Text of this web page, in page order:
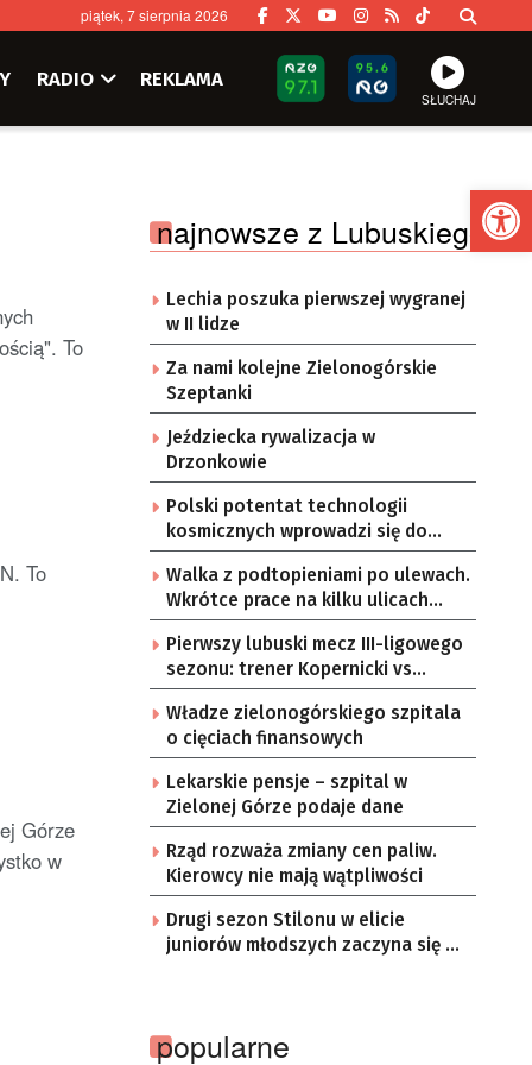
piątek, 7 sierpnia 2026
RADIO REKLAMA
SŁUCHAJ
To
To
Górze
w
najnowsze z Lubuskiego
Lechia poszuka pierwszej wygranej
w II lidze
Za nami kolejne Zielonogórskie
Szeptanki
Jeździecka rywalizacja w
Drzonkowie
Polski potentat technologii
kosmicznych wprowadzi się do
Zielonej Góry
Walka z podtopieniami po ulewach.
Wkrótce prace na kilku ulicach
Gorzowa
Pierwszy lubuski mecz III-ligowego
sezonu: trener Kopernicki vs
starzy znajomi
Władze zielonogórskiego szpitala
o cięciach finansowych
Lekarskie pensje – szpital w
Zielonej Górze podaje dane
Rząd rozważa zmiany cen paliw.
Kierowcy nie mają wątpliwości
Drugi sezon Stilonu w elicie
juniorów młodszych zaczyna się w
popularne